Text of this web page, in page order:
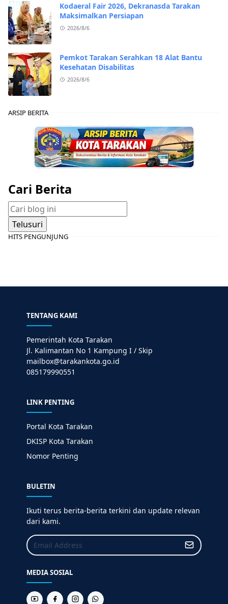
Kodaeral Fair 2026, Dekranasda Tarakan
Maksimalkan Persiapan
2026/8/6
Pemkot Tarakan Serahkan 18 Alat Bantu
Kesehatan Disabilitas
2026/8/6
ARSIP BERITA
Cari Berita
HITS PENGUNJUNG
TENTANG KAMI
Pemerintah Kota Tarakan
Jl. Kalimantan No 1 Kampung I / Skip
mailbox@tarakankota.go.id
085179990551
LINK PENTING
Portal Kota Tarakan
DKISP Kota Tarakan
Nomor Penting
BULETIN
Ikuti terus berita-berita terkini dan update relevan
dari kami.
MEDIA SOSIAL